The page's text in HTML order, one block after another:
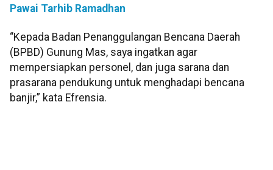
Pawai Tarhib Ramadhan
“Kepada Badan Penanggulangan Bencana Daerah
(BPBD) Gunung Mas, saya ingatkan agar
mempersiapkan personel, dan juga sarana dan
prasarana pendukung untuk menghadapi bencana
banjir,” kata Efrensia.